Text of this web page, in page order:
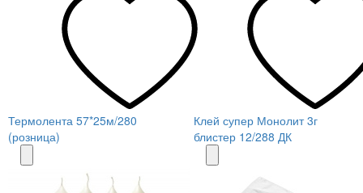
Термолента 57*25м/280
(розница)
Клей супер Монолит 3г
блистер 12/288 ДК